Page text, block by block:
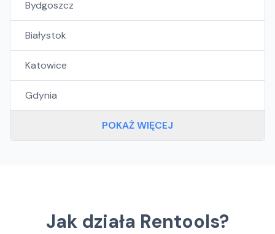
Bydgoszcz
Białystok
Katowice
Gdynia
POKAŻ WIĘCEJ
Jak działa Rentools?